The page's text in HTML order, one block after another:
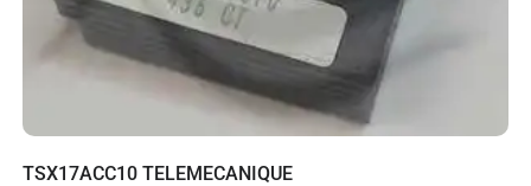
TSX17ACC10 TELEMECANIQUE